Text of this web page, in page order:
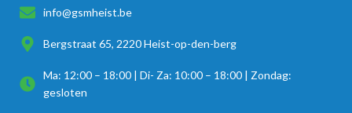
info@gsmheist.be
Bergstraat 65, 2220 Heist-op-den-berg
Ma: 12:00 – 18:00 | Di- Za: 10:00 – 18:00 | Zondag:
gesloten